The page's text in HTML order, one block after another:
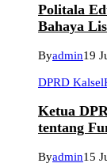
Politala
Bahaya
Byadmin19
DPRD Kalsel
Ketua
tentang
Byadmin15